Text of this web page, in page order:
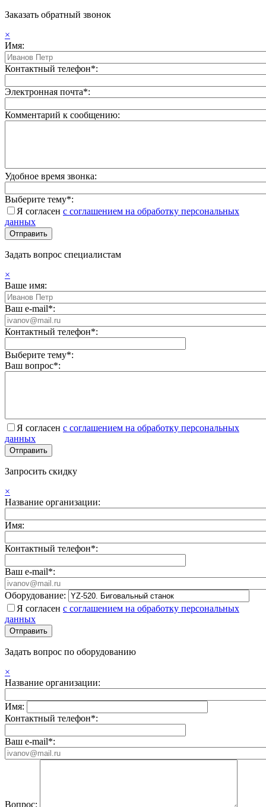
Заказать обратный звонок
×
Имя:
Контактный телефон*:
Электронная почта*:
Комментарий к сообщению:
Удобное время звонка:
Выберите тему*:
Я согласен с соглашением на обработку персональных
данных
Задать вопрос специалистам
×
Ваше имя:
Ваш e-mail*:
Контактный телефон*:
Выберите тему*:
Ваш вопрос*:
Я согласен с соглашением на обработку персональных
данных
Запросить скидку
×
Название организации:
Имя:
Контактный телефон*:
Ваш e-mail*:
Оборудование:
Я согласен с соглашением на обработку персональных
данных
Задать вопрос по оборудованию
×
Название организации:
Имя:
Контактный телефон*:
Ваш e-mail*:
Вопрос: